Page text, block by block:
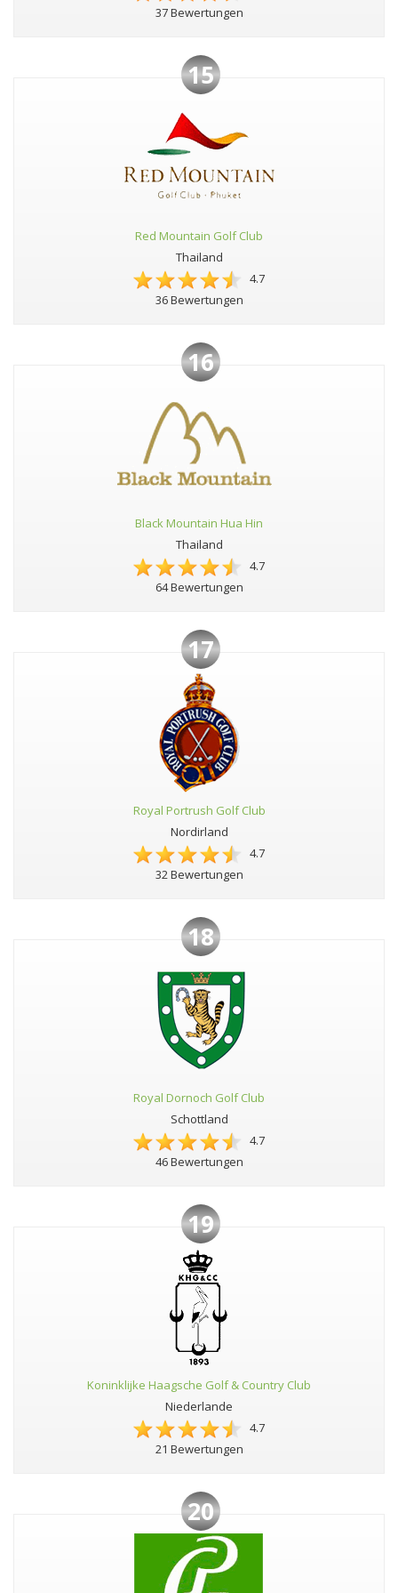
37 Bewertungen
15
Red Mountain Golf Club
Thailand
4.7
36 Bewertungen
16
Black Mountain Hua Hin
Thailand
4.7
64 Bewertungen
17
Royal Portrush Golf Club
Nordirland
4.7
32 Bewertungen
18
Royal Dornoch Golf Club
Schottland
4.7
46 Bewertungen
19
Koninklijke Haagsche Golf & Country Club
Niederlande
4.7
21 Bewertungen
20